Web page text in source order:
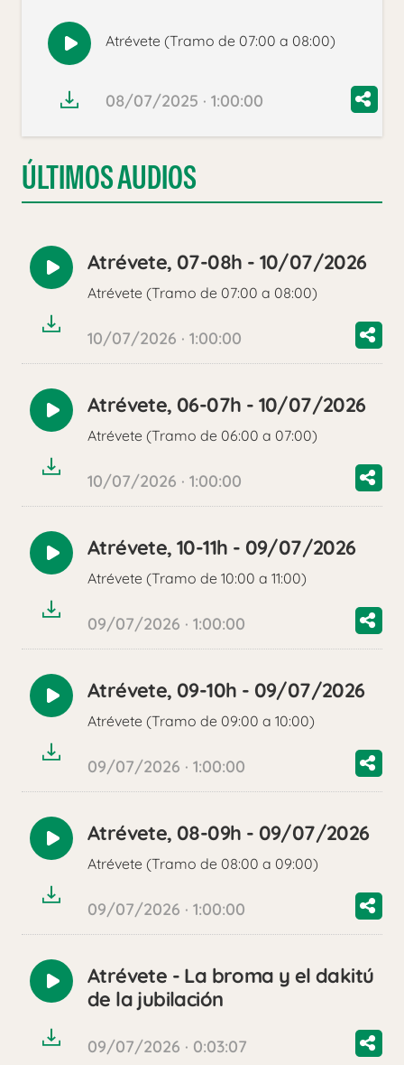
Reproducir
audio
Atrévete (Tramo de 07:00 a 08:00)
08/07/2025 · 1:00:00
ÚLTIMOS AUDIOS
Reproducir
audio
Atrévete, 07-08h - 10/07/2026
Atrévete (Tramo de 07:00 a 08:00)
10/07/2026 · 1:00:00
Reproducir
audio
Atrévete, 06-07h - 10/07/2026
Atrévete (Tramo de 06:00 a 07:00)
10/07/2026 · 1:00:00
Reproducir
audio
Atrévete, 10-11h - 09/07/2026
Atrévete (Tramo de 10:00 a 11:00)
09/07/2026 · 1:00:00
Reproducir
audio
Atrévete, 09-10h - 09/07/2026
Atrévete (Tramo de 09:00 a 10:00)
09/07/2026 · 1:00:00
Reproducir
audio
Atrévete, 08-09h - 09/07/2026
Atrévete (Tramo de 08:00 a 09:00)
09/07/2026 · 1:00:00
Reproducir
audio
Atrévete - La broma y el dakitú
de la jubilación
09/07/2026 · 0:03:07